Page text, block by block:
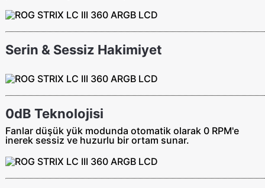
Serin & Sessiz Hakimiyet
0dB Teknolojisi
Fanlar düşük yük modunda otomatik olarak 0 RPM'e
inerek sessiz ve huzurlu bir ortam sunar.